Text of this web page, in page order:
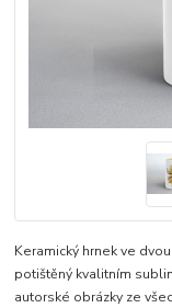
Keramický hrnek ve
potištěný kvalitním
autorské obrázky ze